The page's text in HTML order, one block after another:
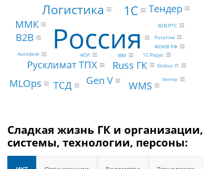
Россия
1С
Логистика
Русклимат ТПХ Russ ГК
ММК
B2B
MLOps ТСД Gen V WMS
Тендер
IBM
Autodesk 1С-Рарус
Verme
Globus IT
АСИ
ФОИВ РФ
Росатом
B2B-РТС
Сладкая жизнь ГК и организации,
системы, технологии, персоны: